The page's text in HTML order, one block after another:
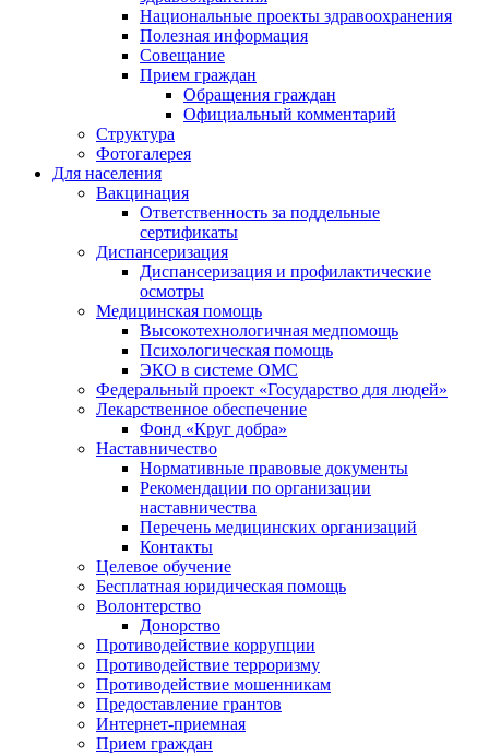
Национальные проекты здравоохранения
Полезная информация
Совещание
Прием граждан
Обращения граждан
Официальный комментарий
Структура
Фотогалерея
Для населения
Вакцинация
Ответственность за поддельные
сертификаты
Диспансеризация
Диспансеризация и профилактические
осмотры
Медицинская помощь
Высокотехнологичная медпомощь
Психологическая помощь
ЭКО в системе ОМС
Федеральный проект «Государство для людей»
Лекарственное обеспечение
Фонд «Круг добра»
Наставничество
Нормативные правовые документы
Рекомендации по организации
наставничества
Перечень медицинских организаций
Контакты
Целевое обучение
Бесплатная юридическая помощь
Волонтерство
Донорство
Противодействие коррупции
Противодействие терроризму
Противодействие мошенникам
Предоставление грантов
Интернет-приемная
Прием граждан